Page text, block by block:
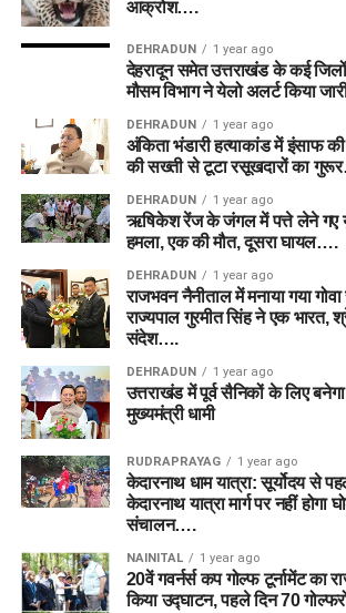
आक्रोश….
DEHRADUN 1 year ago
देहरादून समेत उत्तराखंड के कई
मौसम विभाग ने येलो अलर्ट किया
DEHRADUN 1 year ago
अंकिता भंडारी हत्याकांड में इंसाफ
की सख्ती से टूटा रसूखदारों का
DEHRADUN 1 year ago
ऋषिकेश रेंज के जंगल में पत्ते लेने गए
हमला, एक की मौत, दूसरा घायल….
DEHRADUN 1 year ago
राजभवन नैनीताल में मनाया गया
राज्यपाल गुरमीत सिंह ने एक भारत,
संदेश….
DEHRADUN 1 year ago
उत्तराखंड में पूर्व सैनिकों के लिए
मुख्यमंत्री धामी
RUDRAPRAYAG 1 year ago
केदारनाथ धाम यात्रा: सूर्योदय से
केदारनाथ यात्रा मार्ग पर नहीं होगा
संचालन….
NAINITAL 1 year ago
20वें गवर्नर्स कप गोल्फ टूर्नामेंट का
किया उद्घाटन, पहले दिन 70